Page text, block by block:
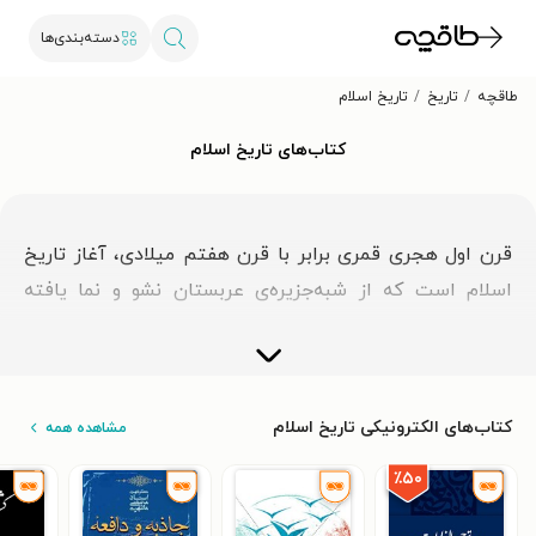
دسته‌بندی‌ها
طاقچه تاریخ تاریخ اسلام
کتاب‌های تاریخ اسلام
قرن اول هجری قمری برابر با قرن هفتم میلادی، آغاز تاریخ
اسلام است که از شبه‌جزیره‌ی عربستان نشو و نما یافته
اشاعه یافت. با فراگیرشدن آیین اسلام در این منطقه و
اعتقادی خود در میان جهانیان و گسترش قلمرو اسلام
برآمدند. البته این عمل از زمان رسول‌الله با اعزام گروه‌های
تبلیغاتی به سراسر دنیا آغاز شده بود. شایان ذکر است که
کتاب‌های الکترونیکی تاریخ اسلام مشاهده همه
٪۵۰